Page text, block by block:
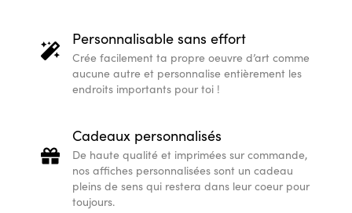
Personnalisable sans effort
Crée facilement ta propre oeuvre d’art comme
aucune autre et personnalise entièrement les
endroits importants pour toi !
Cadeaux personnalisés
De haute qualité et imprimées sur commande,
nos affiches personnalisées sont un cadeau
pleins de sens qui restera dans leur coeur pour
toujours.